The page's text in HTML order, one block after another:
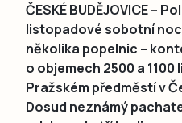
ČESKÉ BUDĚJOVICE –
listopadové sobotní
několika popelnic –
o objemech 2500 a
Pražském předměstí v
Dosud neznámý